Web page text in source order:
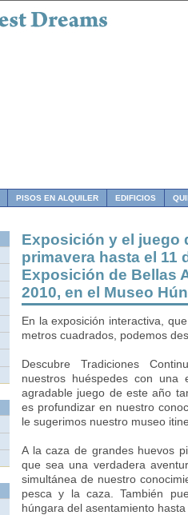
PISOS EN ALQUILER EDIFICIOS
Exposición y el juego
primavera hasta el 11
Exposición de Bellas
2010, en el Museo
En la exposición interactiva,
metros cuadrados, podemos
Descubre Tradiciones
nuestros huéspedes con una
agradable juego de este año
es profundizar en nuestro
le sugerimos nuestro museo
A la caza de grandes huevos
que sea una verdadera
simultánea de nuestro
pesca y la caza. También
húngara del asentamiento